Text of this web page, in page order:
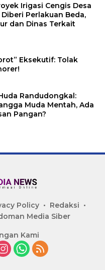
Irigasi Cengis Desa
Perlakuan Beda,
dan Dinas Terkait
Eksekutif: Tolak
Randudongkal:
Muda Mentah, Ada
Pangan?
Policy
Redaksi
Media Siber
Kami